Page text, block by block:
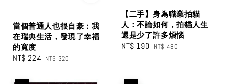
當個普通人也很自豪：我
在瑞典生活，發現了幸福
的寬度
Sale
NT$ 224 Regular
NT$ 320
【二手】身為職業拍貓
人：不論如何，拍貓人生
還是少了許多煩惱
Sale
NT$ 190 Regular
NT$ 480